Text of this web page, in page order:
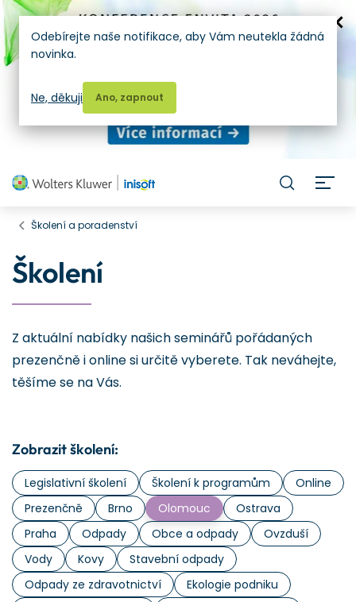
Školení a poradenství
Školení
Z aktuální nabídky našich seminářů pořádaných
prezenčně i online si určitě vyberete. Tak neváhejte,
těšíme se na Vás.
Zobrazit školení:
Legislativní školení Školení k programům
Online
Prezenčně
Brno Olomouc
Ostrava
Praha
Odpady Obce a odpady
Ovzduší
Vody
Kovy
Stavební odpady
Odpady ze zdravotnictví
Ekologie podniku
Odebírejte naše notifikace, aby Vám neutekla žádná
novinka.
Ano, zapnout
Ne, děkuji